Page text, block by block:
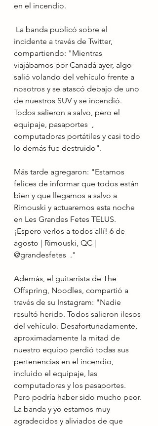
en el incendio.
incidente a través de Twitter,
compartiendo: "Mientras
viajábamos por Canadá ayer, algo
salió volando del vehículo frente a
nosotros y se atascó debajo de uno
de nuestros SUV y se incendió.
Todos salieron a salvo, pero el
equipaje, pasaportes  ,
computadoras portátiles y casi todo
lo demás fue destruido".
Más tarde agregaron: "Estamos
felices de informar que todos están
bien y que llegamos a salvo a
Rimouski y actuaremos esta noche
en Les Grandes Fetes TELUS.
¡Espero verlos a todos allí! 6 de
agosto | Rimouski, QC |
@grandesfetes  ."
Además, el guitarrista de The
Offspring, Noodles, compartió a
través de su Instagram: "Nadie
resultó herido. Todos salieron ilesos
del vehículo. Desafortunadamente,
aproximadamente la mitad de
nuestro equipo perdió todas sus
pertenencias en el incendio,
incluido el equipaje, las
computadoras y los pasaportes.
Pero podría haber sido mucho peor.
La banda y yo estamos muy
agradecidos y aliviados de que